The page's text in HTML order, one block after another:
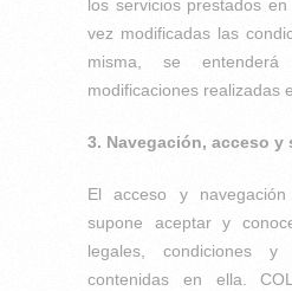
los servicios prestados
vez modificadas las
misma, se
modificaciones realizadas
3. Navegación, acceso y
El acceso y
supone aceptar y
legales, condiciones
contenidas en ella.